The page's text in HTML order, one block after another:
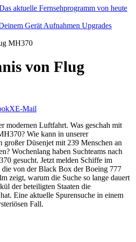
Gerät Aufnahmen Upgrades
von Flug
XE-Mail
modernen Luftfahrt. Was geschah mit
Wie kann in unserer
großer Düsenjet mit 239 Menschen an
Wochenlang haben Suchteams nach
gesucht. Jetzt melden Schiffe im
die von der Black Box der Boeing 777
zeigt, warum die Suche so lange dauert
der beteiligten Staaten die
Eine aktuelle Spurensuche in einem
Fall.